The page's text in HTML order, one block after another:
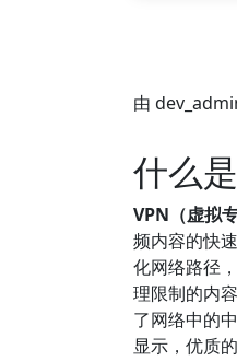
由
什么
VPN（虚拟
频内容的快
化网络路径
理限制的内
了网络中的
显示，优质